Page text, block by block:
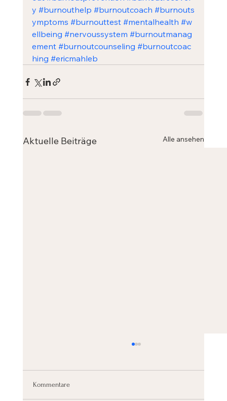
y #burnouthelp #burnoutcoach #burnouts
ymptoms #burnouttest #mentalhealth #w
ellbeing #nervoussystem #burnoutmanag
ement #burnoutcounseling #burnoutcoac
hing #ericmahleb
Aktuelle Beiträge Alle ansehen
Kommentare